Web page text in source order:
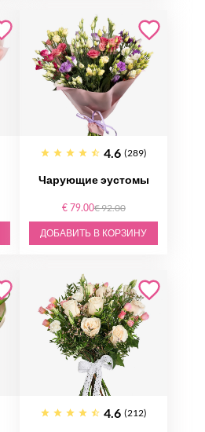
4.6 (289)
Чарующие эустомы
€ 79.00€ 92.00
ДОБАВИТЬ В КОРЗИНУ
4.6 (212)